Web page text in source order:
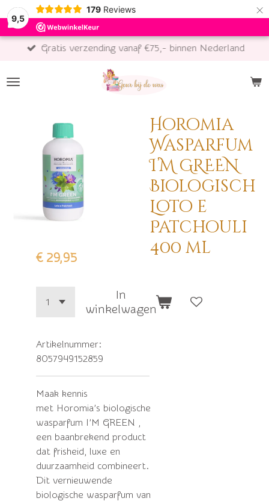
9,5
179 Reviews ×
Gratis verzending vanaf €75,- binnen Nederland
Horomia
Wasparfum
I’M GREEN
Biologisch
Loto e
Patchouli
400 ml
€ 29,95
In
winkelwagen
Artikelnummer:
8057949152859
Maak kennis
met Horomia’s biologische
wasparfum I’M GREEN ,
een baanbrekend product
dat frisheid, luxe en
duurzaamheid combineert.
Dit vernieuwende
biologische wasparfum van